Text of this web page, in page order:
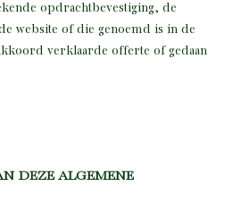
opdrachtbevestiging, de
website of die genoemd is in de
verklaarde offerte of gedaan
DEZE ALGEMENE